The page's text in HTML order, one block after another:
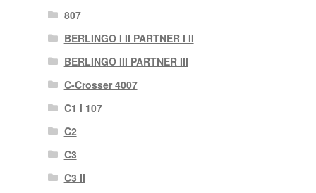
807
BERLINGO I II PARTNER I II
BERLINGO III PARTNER III
C-Crosser 4007
C1 i 107
C2
C3
C3 II